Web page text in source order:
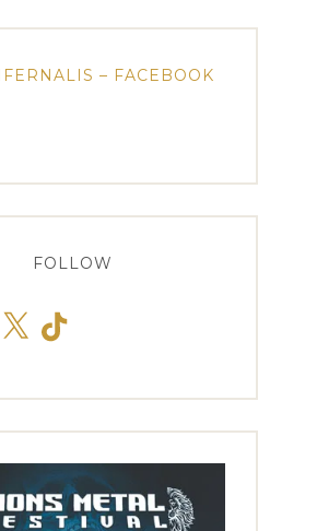
– FACEBOOK
FOLLOW
X TikTok